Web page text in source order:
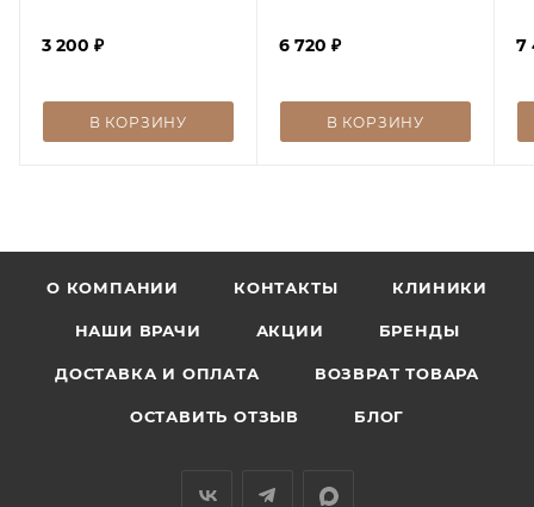
Light Ivory
3 200 ₽
В КОРЗИНУ
6 720 ₽
В КОРЗИНУ
7
О КОМПАНИИ КОНТАКТЫ КЛИНИКИ
НАШИ ВРАЧИ АКЦИИ БРЕНДЫ
ДОСТАВКА И ОПЛАТА ВОЗВРАТ ТОВАРА
ОСТАВИТЬ ОТЗЫВ БЛОГ